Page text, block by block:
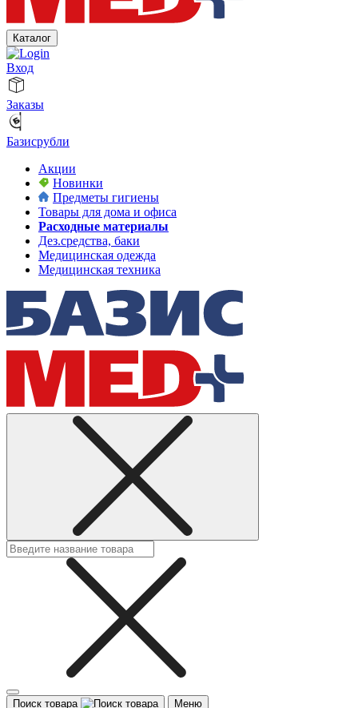
Каталог
Вход
Заказы
Базисрубли
Акции
Новинки
Предметы гигиены
Товары для дома и офиса
Расходные материалы
Дез.средства, баки
Медицинская одежда
Медицинская техника
Поиск товара Меню